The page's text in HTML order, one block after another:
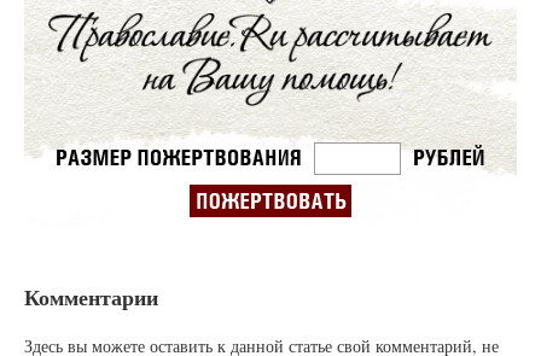
Комментарии
Здесь вы можете оставить к данной статье свой комментарий, не